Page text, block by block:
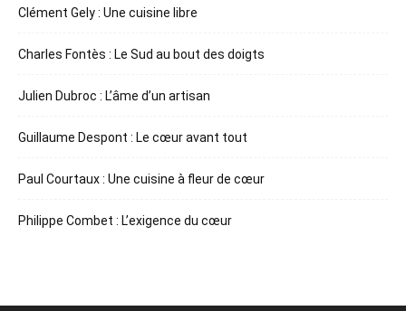
Clément Gely : Une cuisine libre
Charles Fontès : Le Sud au bout des doigts
Julien Dubroc : L’âme d’un artisan
Guillaume Despont : Le cœur avant tout
Paul Courtaux : Une cuisine à fleur de cœur
Philippe Combet : L’exigence du cœur